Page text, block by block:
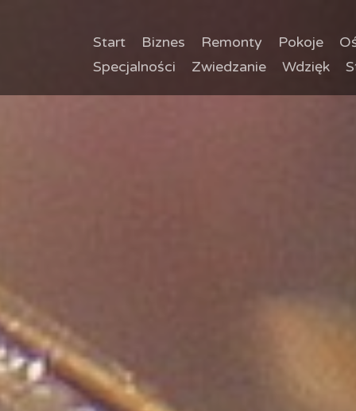
Start Biznes Remonty Pokoje
Specjalności
Zwiedzanie Wdzięk